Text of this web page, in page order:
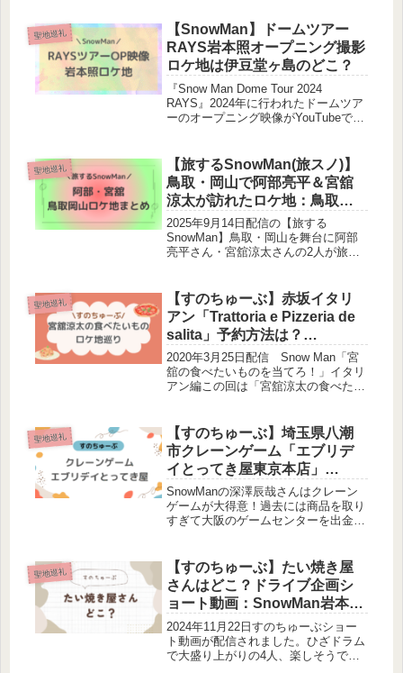
査しました。岩本照INAREM ストレ
ッチレインスーツワークマンさんか
ら...
聖地巡礼
【SnowMan】ドームツアー
RAYS岩本照オープニング撮影
ロケ地は伊豆堂ヶ島のどこ？
『Snow Man Dome Tour 2024
RAYS』2024年に行われたドームツア
ーのオープニング映像がYouTubeで公
した！RAYSオープニング映像はどこ
で見ら...
聖地巡礼
【旅するSnowMan(旅スノ)】
鳥取・岡山で阿部亮平＆宮舘
涼太が訪れたロケ地：鳥取砂
丘、砂の美術館、ゆらく
HANARE、日々花みずうみ喫
茶室
2025年9月14日配信の【旅する
SnowMan】鳥取・岡山を舞台に阿部
亮平さん・宮舘涼太さんの2人が旅ロ
れた場所やお店をまとめます！旅スノ
鳥取・岡山のロケ地一覧旅ス...
聖地巡礼
【すのちゅーぶ】赤坂イタリ
アン「Trattoria e Pizzeria de
salita」予約方法は？
SnowManロケ地
2020年3月25日配信 Snow Man「宮
舘の食べたいものを当てろ！」イタリ
アン編この回は「宮舘涼太の食べたい
れました。どこのお店？予約はでき
る？食べたメニューは...
聖地巡礼
【すのちゅーぶ】埼玉県八潮
市クレーンゲーム「エブリデ
イとってき屋東京本店」
SnowManロケ地
SnowManの深澤辰哉さんはクレーン
ゲームが大得意！過去には商品を取り
すぎて大阪のゲームセンターを出金に
ムの企画が行われました。クレーンゲ
ームをしたのはどこ？調査しました...
聖地巡礼
【すのちゅーぶ】たい焼き屋
さんはどこ？ドライブ企画シ
ョート動画：SnowMan岩本
照・宮舘涼太 鳴門鯛焼本舗
2024年11月22日すのちゅーぶショー
ト動画が配信されました。ひざドラム
で大盛り上がりの4人、楽しそうです